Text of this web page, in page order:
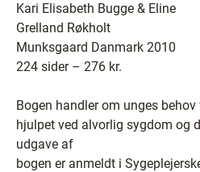
Kari Elisabeth Bugge & Eline
Grelland Røkholt
Munksgaard Danmark 2010
224 sider – 276 kr.
Bogen handler om unges
hjulpet ved alvorlig sygdom og
udgave af
bogen er anmeldt i